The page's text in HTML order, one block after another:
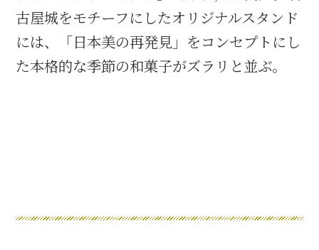
古屋城をモチーフにしたオリジナルスタンド
には、「日本美の再発見」をコンセプトにし
た本格的な季節の和菓子がズラリと並ぶ。